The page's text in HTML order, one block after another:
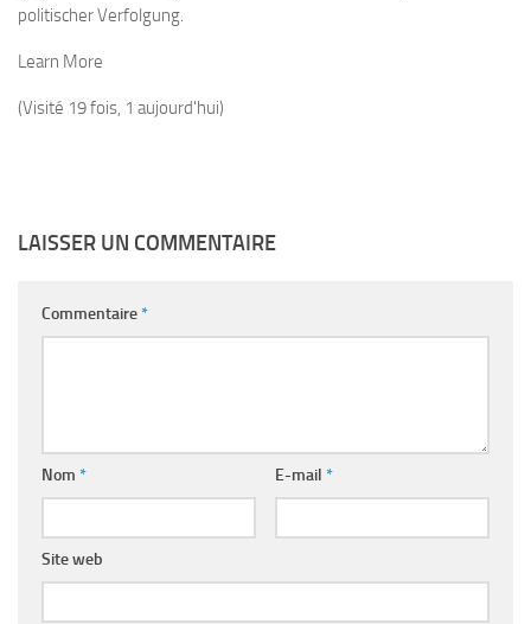
politischer Verfolgung.
Learn More
(Visité 19 fois, 1 aujourd'hui)
LAISSER UN COMMENTAIRE
Commentaire*
Nom * E-mail *
Site web